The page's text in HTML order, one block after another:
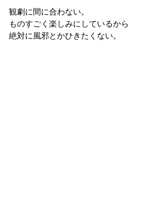
観劇に間に合わない。
ものすごく楽しみにしているから
絶対に風邪とかひきたくない。